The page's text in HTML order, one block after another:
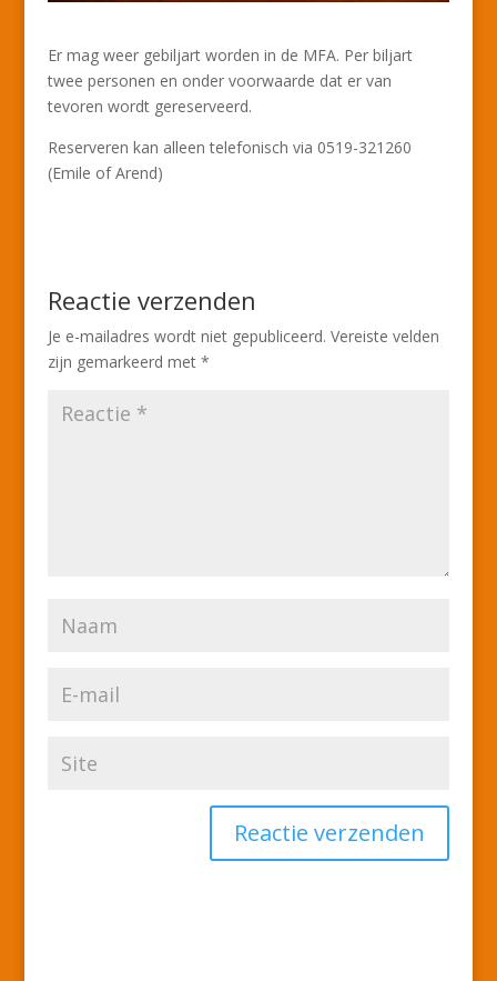
Er mag weer gebiljart worden in de MFA. Per biljart
twee personen en onder voorwaarde dat er van
tevoren wordt gereserveerd.
Reserveren kan alleen telefonisch via 0519-321260
(Emile of Arend)
Reactie verzenden
Je e-mailadres wordt niet gepubliceerd. Vereiste velden
zijn gemarkeerd met *